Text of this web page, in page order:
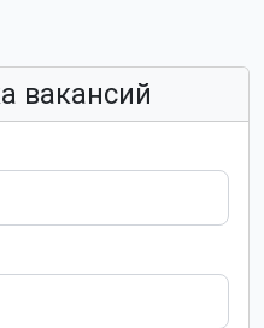
вакансий